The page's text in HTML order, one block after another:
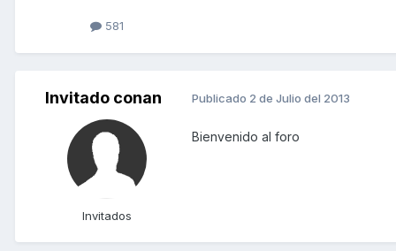
581
Invitado conan
Invitados
Publicado 2 de Julio del 2013
Bienvenido al foro